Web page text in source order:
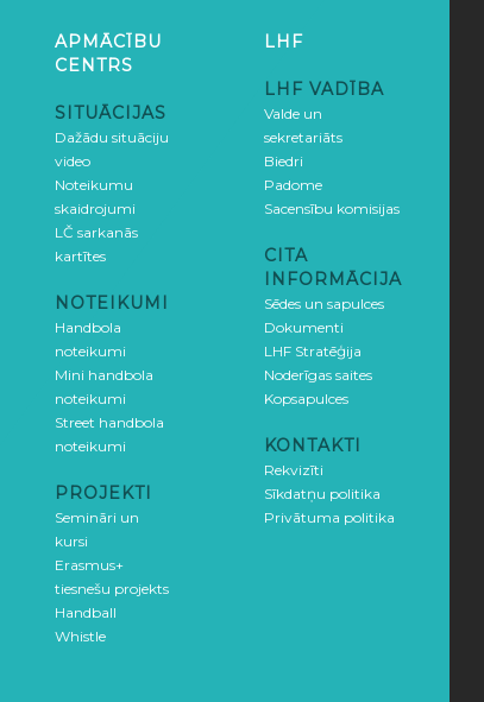
APMĀCĪBU
CENTRS
SITUĀCIJAS
Dažādu situāciju
video
Noteikumu
skaidrojumi
LČ sarkanās
kartītes
NOTEIKUMI
Handbola
noteikumi
Mini handbola
noteikumi
Street handbola
noteikumi
PROJEKTI
Semināri un
kursi
Erasmus+
tiesnešu projekts
Handball
Whistle
LHF
LHF VADĪBA
Valde un
sekretariāts
Biedri
Padome
Sacensību komisijas
CITA
INFORMĀCIJA
Sēdes un sapulces
Dokumenti
LHF Stratēģija
Noderīgas saites
Kopsapulces
KONTAKTI
Rekvizīti
Sīkdatņu politika
Privātuma politika